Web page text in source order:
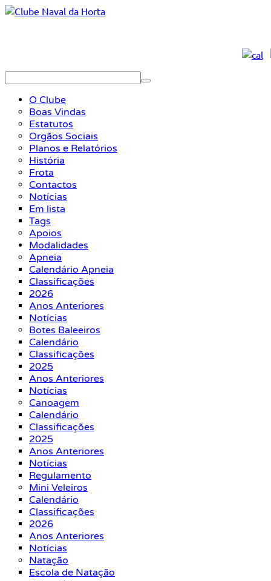
O Clube
Boas Vindas
Estatutos
Orgãos Sociais
Planos e Relatórios
História
Frota
Contactos
Notícias
Em lista
Tags
Apoios
Modalidades
Apneia
Calendário Apneia
Classificações
2026
Anos Anteriores
Notícias
Botes Baleeiros
Calendário
Classificações
2025
Anos Anteriores
Notícias
Canoagem
Calendário
Classificações
2025
Anos Anteriores
Notícias
Regulamento
Mini Veleiros
Calendário
Classificações
2026
Anos Anteriores
Notícias
Natação
Escola de Natação